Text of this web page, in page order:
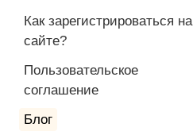
Как зарегистрироваться на
сайте?
Пользовательское
соглашение
Блог